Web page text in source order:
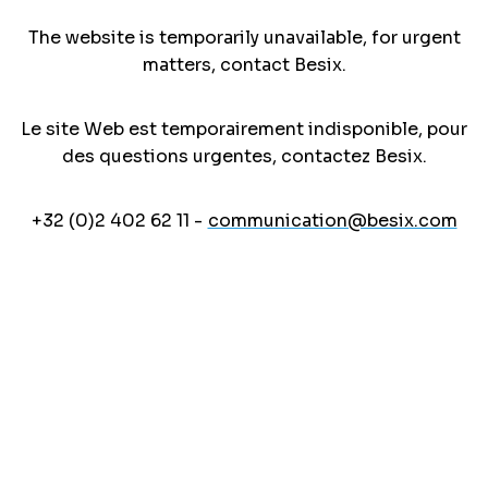
The website is temporarily unavailable, for urgent
matters, contact Besix.
Le site Web est temporairement indisponible, pour
des questions urgentes, contactez Besix.
+32 (0)2 402 62 11 - communication@besix.com